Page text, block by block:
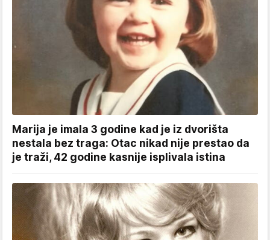
Marija je imala 3 godine kad je iz dvorišta
nestala bez traga: Otac nikad nije prestao da
je traži, 42 godine kasnije isplivala istina